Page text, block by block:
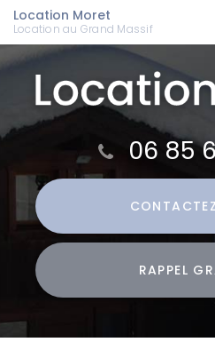
Aller
contenu
principal
Location Moret
Location au Grand Massif
06 85
RAPPEL